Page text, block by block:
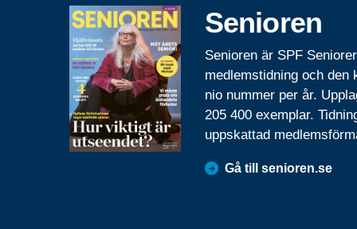
Senioren
Senioren är SPF
medlemstidning och den
nio nummer per år.
205 400 exemplar.
uppskattad
Gå till senioren.se